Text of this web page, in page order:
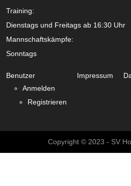
Training:
Dienstags und Freitags ab 16:30 Uhr
Mannschaftskämpfe:
Sonntags
Benutzer
Anmelden
Registrieren
Impressum
Copyright © 2023 - SV